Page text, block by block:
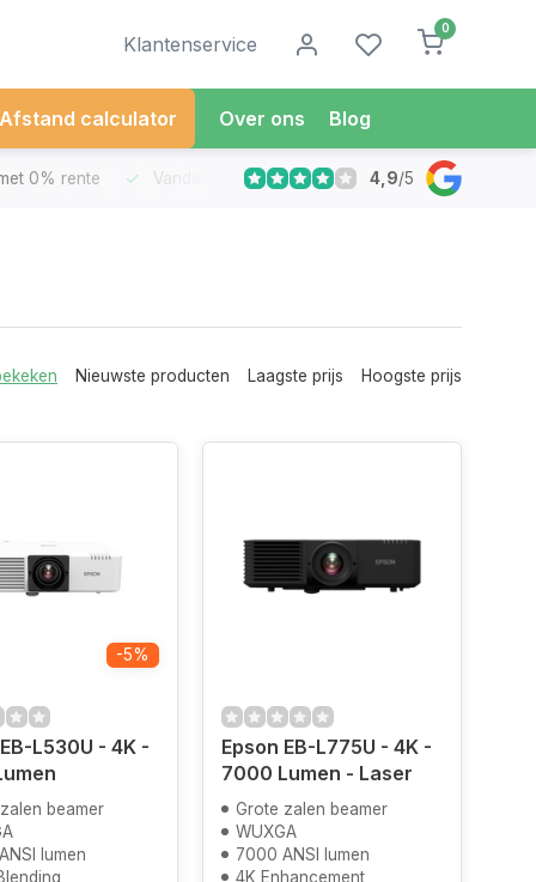
Klantenservice
0
Afstand calculator Over ons Blog
0% rente Vandaag besteldMorgen in Huis*
4,9/5
Nieuwste producten Laagste prijs Hoogste prijs
-5%
L530U - 4K -
beamer
lumen
Epson EB-L775U - 4K -
7000 Lumen - Laser
Grote zalen beamer
WUXGA
7000 ANSI lumen
4K Enhancement